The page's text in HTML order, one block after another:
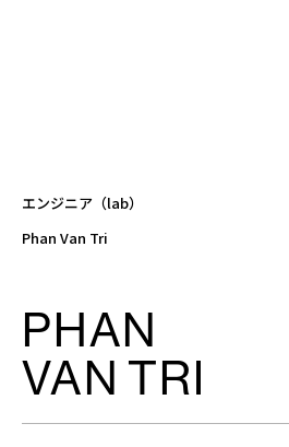
エンジニア（lab）
Phan Van Tri
PHAN
VAN TRI